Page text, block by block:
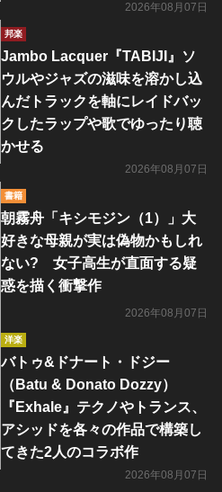
2026年08月07日
邦楽
Jambo Lacquer『TABIJI』ソ
ウルやジャズの滋味を溶かし込
んだトラックを軸にレイドバッ
クしたラップや歌でゆったり聴
かせる
2026年08月07日
書籍
朝霧舟「キシモジン（1）」大
好きな母親が実は偽物かもしれ
ない? 女子高生が直面する疑
惑を描く衝撃作
2026年08月07日
洋楽
バトゥ&ドナート・ドジー
（Batu & Donato Dozzy）
『Exhale』テクノやトランス、
アシッドを各々の作品で構築し
てきた2人のコラボ作
2026年08月07日